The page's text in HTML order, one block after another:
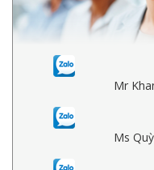
Mr
Ms